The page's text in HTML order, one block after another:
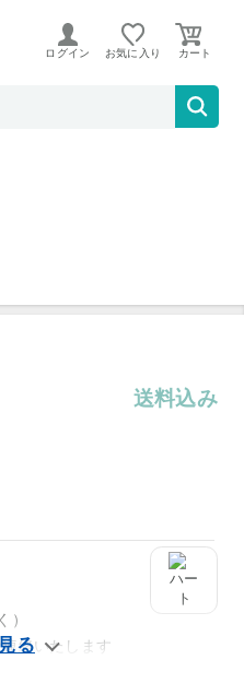
。
ログイン お気に入り
ョン CSA-15
送料込み
）
絡いたします